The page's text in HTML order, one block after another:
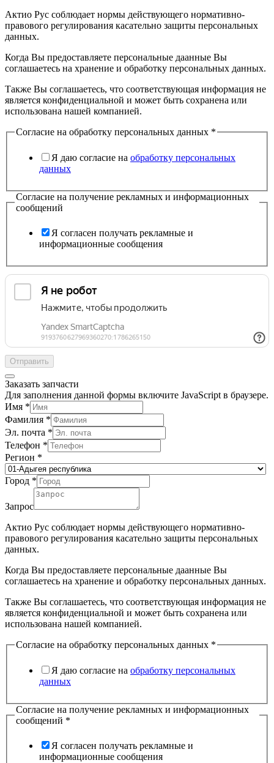
Актио Рус соблюдает нормы действующего нормативно-
правового регулирования касательно защиты персональных
данных.
Когда Вы предоставляете персональные даанные Вы
соглашаетесь на хранение и обработку персональных данных.
Также Вы соглашаетесь, что соответствующая информация не
является конфиденциальной и может быть сохранена или
использована нашей компанией.
Согласие на обработку персональных данных *
Я даю согласие на обработку персональных
данных
Согласие на получение рекламных и информационных
сообщений
Я согласен получать рекламные и
информационные сообщения
Отправить
Заказать запчасти
Для заполнения данной формы включите JavaScript в браузере.
Имя *
Фамилия *
Эл. почта *
Телефон *
Регион *
Город *
Запрос
Актио Рус соблюдает нормы действующего нормативно-
правового регулирования касательно защиты персональных
данных.
Когда Вы предоставляете персональные даанные Вы
соглашаетесь на хранение и обработку персональных данных.
Также Вы соглашаетесь, что соответствующая информация не
является конфиденциальной и может быть сохранена или
использована нашей компанией.
Согласие на обработку персональных данных *
Я даю согласие на обработку персональных
данных
Согласие на получение рекламных и информационных
сообщений *
Я согласен получать рекламные и
информационные сообщения